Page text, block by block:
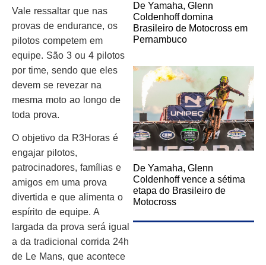
Vale ressaltar que nas
provas de endurance, os
pilotos competem em
equipe. São 3 ou 4 pilotos
por time, sendo que eles
devem se revezar na
mesma moto ao longo de
toda prova.
O objetivo da R3Horas é
engajar pilotos,
patrocinadores, famílias e
amigos em uma prova
divertida e que alimenta o
espírito de equipe. A
largada da prova será igual
a da tradicional corrida 24h
de Le Mans, que acontece
De Yamaha, Glenn
Coldenhoff domina
Brasileiro de Motocross em
Pernambuco
De Yamaha, Glenn
Coldenhoff vence a sétima
etapa do Brasileiro de
Motocross